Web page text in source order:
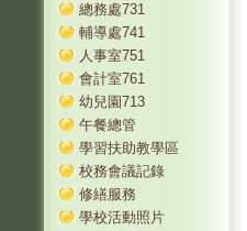
總務處731
輔導處741
人事室751
會計室761
幼兒園713
午餐總管
學習扶助教學區
校務會議記錄
修繕服務
學校活動照片